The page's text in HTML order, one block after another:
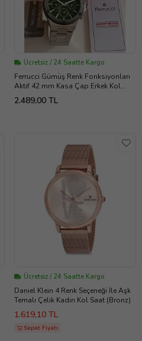
Ücretsiz / 24 Saatte Kargo
Ferrucci Gümüş Renk Fonksiyonları
Aktif 42 mm Kasa Çap Erkek Kol
Saati+Bileklik (Gümüş-Haki)
2.489,00 TL
Ücretsiz / 24 Saatte Kargo
Daniel Klein 4 Renk Seçeneği İle Aşk
Temalı Çelik Kadın Kol Saat (Bronz)
1.619,10 TL
Sepet Fiyatı